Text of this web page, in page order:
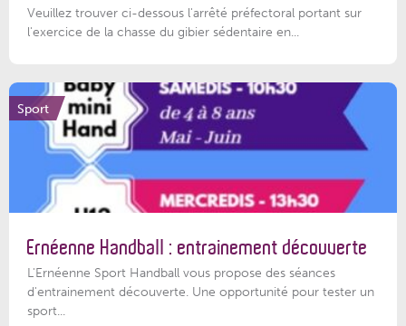
Veuillez trouver ci-dessous l'arrêté préfectoral portant sur
l'exercice de la chasse du gibier sédentaire en...
Sport
Ernéenne Handball : entrainement découverte
L'Ernéenne Sport Handball vous propose des séances
d'entrainement découverte. Une opportunité pour tester un
sport...